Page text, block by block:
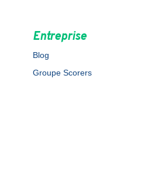
Entreprise
Blog
Groupe Scorers